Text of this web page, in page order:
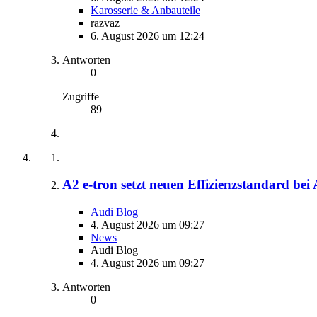
Karosserie & Anbauteile
razvaz
6. August 2026 um 12:24
Antworten
0
Zugriffe
89
A2 e-tron setzt neuen Effizienzstandard bei
Audi Blog
4. August 2026 um 09:27
News
Audi Blog
4. August 2026 um 09:27
Antworten
0